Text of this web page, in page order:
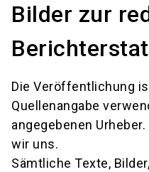
Bilder zur
Die Veröffentlichung
Quellenangabe
angegebenen
wir uns.
Sämtliche Texte,